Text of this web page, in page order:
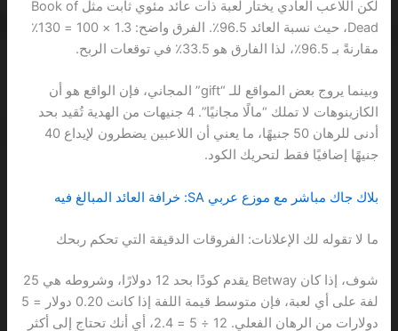
لكن اللاعب العادي يختار لعبة ذات عائد مئوي ثابت مثل Book of
Dead، حيث نسبة العائد 96.5٪. الفرق واضح: 1.3 × 100 = 130٪
مقارنةً بـ 96.5٪، لذا الفارق هو 33.5٪ في توقعات الربح.
وبينما يروج بعض المواقع للـ “gift” المجاني، فإن الواقع هو أن
الكازينوهات لا تملك “مالًا مجانيًا”. 4 جنيهات من الهدية تُقيد بحد
أدنى للرهان 50 جنيهًا، ما يعني أن اللاعبين يضطرون لإيداع 40
جنيهًا إضافيًا فقط لتحريك الكود.
بلاك جاك مباشر مع موزع عربي SA: خرافة العائد المبالغ فيه
ما لا تقوله لك الإعلانات: الفروقات الدقيقة التي تحكم ربحك
شوف، إذا كان Betway يقدم كودًا بحد 12 دولارًا، وشروطه هي 25
لفة على أي لعبة، فإن متوسط قيمة اللفة إذا كانت 0.20 دولار = 5
دولارات من الرهان الفعلي. 12 ÷ 5 = 2.4، أي أنك تحتاج إلى أكثر